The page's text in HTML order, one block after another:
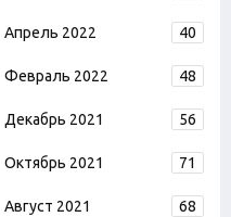
Апрель 2022 40
Февраль 2022 48
Декабрь 2021 56
Октябрь 2021 71
Август 2021 68